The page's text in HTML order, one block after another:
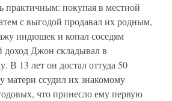
практичным: покупая в местной
с выгодой продавал их родным,
индюшек и копал соседям
доход Джон складывал в
В 13 лет он достал оттуда 50
матери ссудил их знакомому
что принесло ему первую